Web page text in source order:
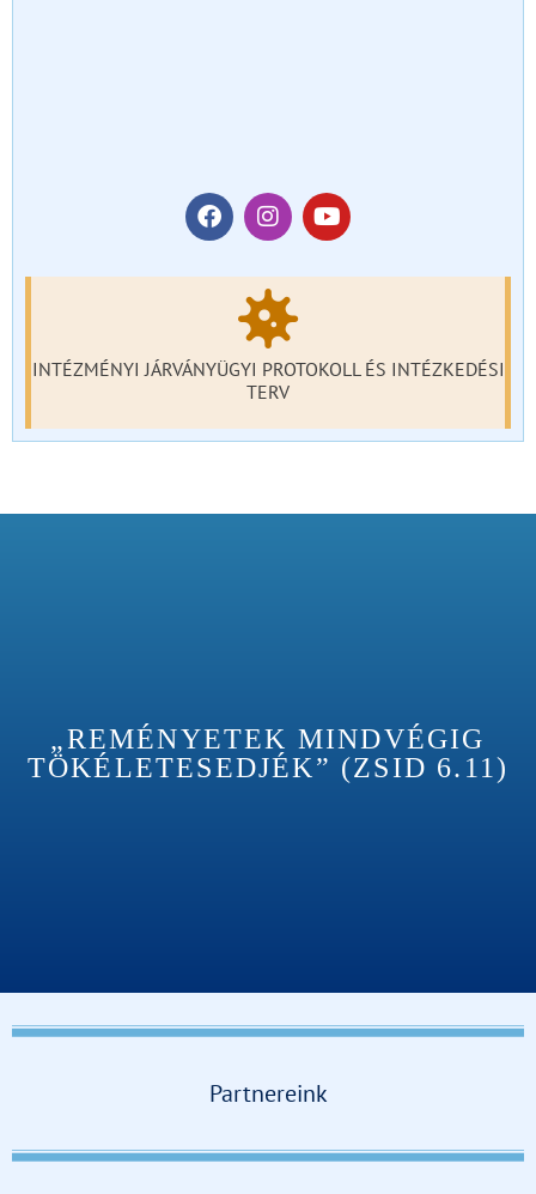
INTÉZMÉNYI JÁRVÁNYÜGYI PROTOKOLL ÉS INTÉZKEDÉSI
TERV
„REMÉNYETEK MINDVÉGIG
TÖKÉLETESEDJÉK” (ZSID 6.11)
Partnereink